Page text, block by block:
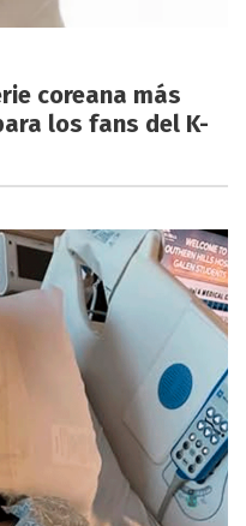
coreana más
los fans del K-